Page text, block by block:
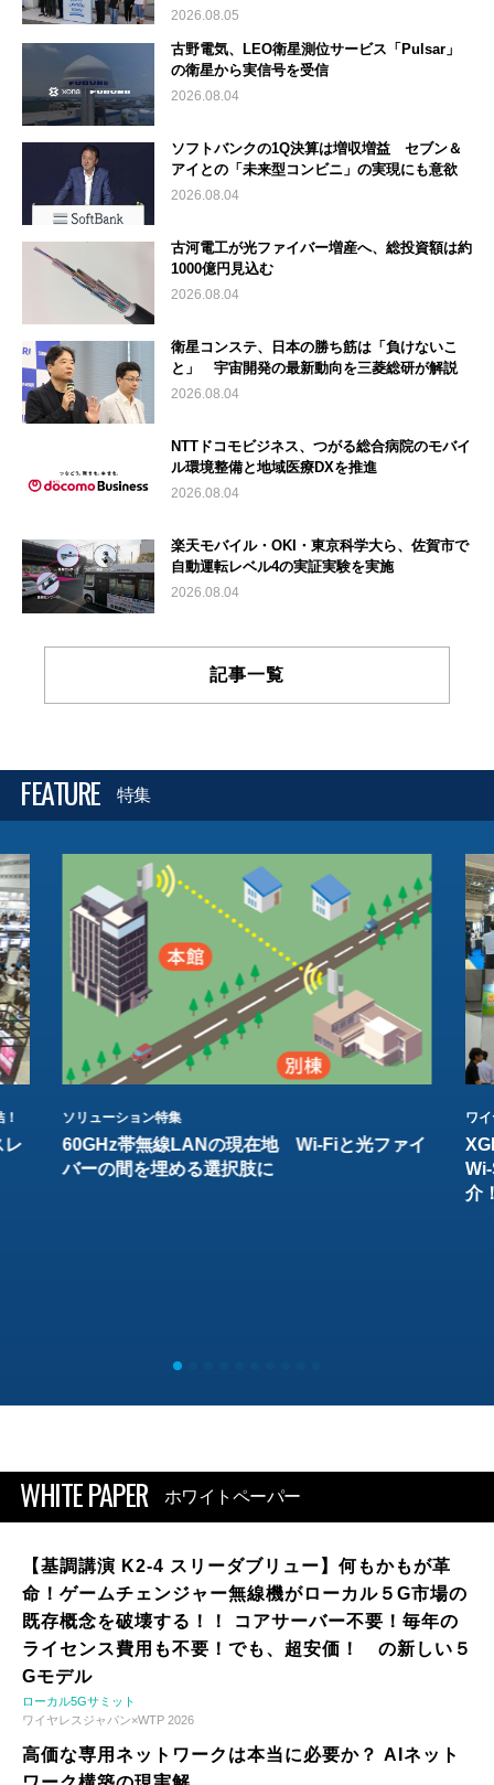
2026.08.05
古野電気、LEO衛星測位サービス「Pulsar」
の衛星から実信号を受信
2026.08.04
ソフトバンクの1Q決算は増収増益 セブン＆
アイとの「未来型コンビニ」の実現にも意欲
2026.08.04
古河電工が光ファイバー増産へ、総投資額は約
1000億円見込む
2026.08.04
衛星コンステ、日本の勝ち筋は「負けないこ
と」 宇宙開発の最新動向を三菱総研が解説
2026.08.04
NTTドコモビジネス、つがる総合病院のモバイ
ル環境整備と地域医療DXを推進
2026.08.04
楽天モバイル・OKI・東京科学大ら、佐賀市で
自動運転レベル4の実証実験を実施
2026.08.04
記事一覧
FEATURE 特集
レ
ソリューション特集
60GHz帯無線LANの現在地 Wi-Fiと光ファイ
バーの間を埋める選択肢に
ワ
介
WHITE PAPER ホワイトペーパー
【基調講演 K2-4 スリーダブリュー】何もかもが革
命！ゲームチェンジャー無線機がローカル５G市場の
既存概念を破壊する！！ コアサーバー不要！毎年の
ライセンス費用も不要！でも、超安価！ の新しい５
Gモデル
ローカル5Gサミット
ワイヤレスジャパン×WTP 2026
高価な専用ネットワークは本当に必要か？ AIネット